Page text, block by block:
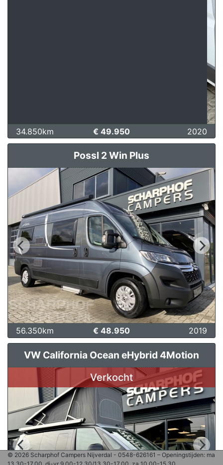
34.850km € 49.950 2020
Possl 2 Win Plus
56.350km € 48.950 2019
VW California Ocean eHybrid 4Motion
Verkocht
© 2026 Scharphof Campers Nijverdal - 0548-626161 – Openingstijden: ma